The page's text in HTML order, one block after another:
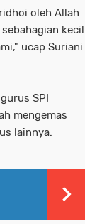
oleh Allah
kecil
ucap Suriani
SPI
mengemas
lainnya.